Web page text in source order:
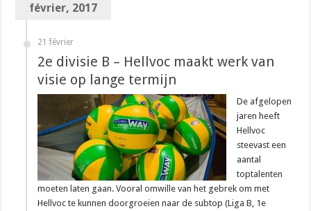
février, 2017
21 février
2e divisie B – Hellvoc maakt werk van
visie op lange termijn
De afgelopen
jaren heeft
Hellvoc
steevast een
aantal
toptalenten
moeten laten gaan. Vooral omwille van het gebrek om met
Hellvoc te kunnen doorgroeien naar de subtop (Liga B, 1e